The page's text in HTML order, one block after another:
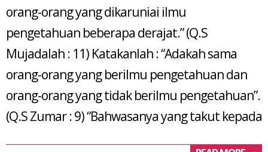
orang-orang yang dikaruniai ilmu
pengetahuan beberapa derajat.” (Q.S
Mujadalah : 11) Katakanlah : “Adakah sama
orang-orang yang berilmu pengetahuan dan
orang-orang yang tidak berilmu pengetahuan”.
(Q.S Zumar : 9) “Bahwasanya yang takut kepada